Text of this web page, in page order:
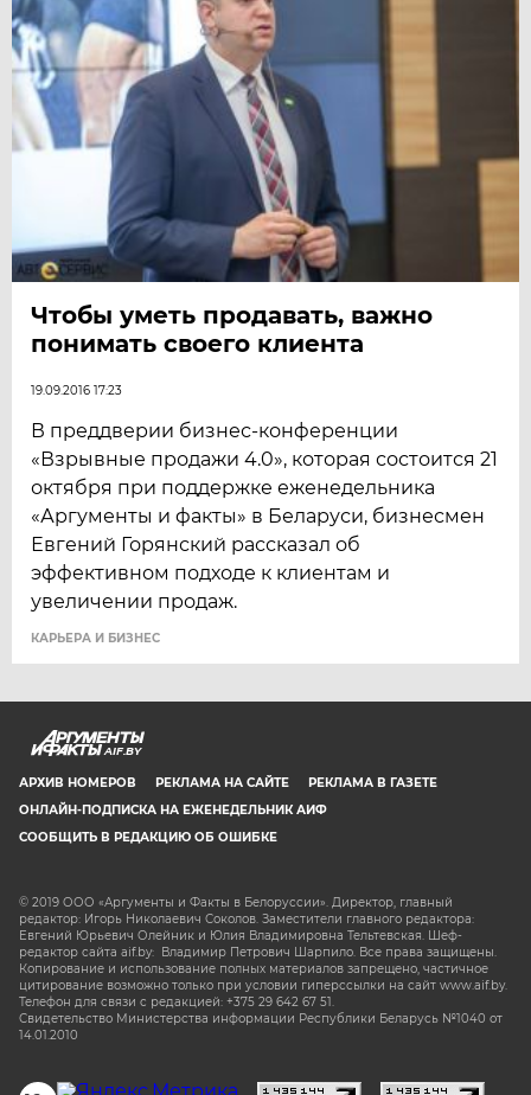
Чтобы уметь продавать, важно
понимать своего клиента
19.09.2016 17:23
В преддверии бизнес-конференции
«Взрывные продажи 4.0», которая состоится 21
октября при поддержке еженедельника
«Аргументы и факты» в Беларуси, бизнесмен
Евгений Горянский рассказал об
эффективном подходе к клиентам и
увеличении продаж.
КАРЬЕРА И БИЗНЕС
AIF.BY
АРХИВ НОМЕРОВ РЕКЛАМА НА САЙТЕ
РЕКЛАМА В ГАЗЕТЕ
ОНЛАЙН-ПОДПИСКА НА ЕЖЕНЕДЕЛЬНИК АИФ
СООБЩИТЬ В РЕДАКЦИЮ ОБ ОШИБКЕ
© 2019 ООО «Аргументы и Факты в Белоруссии». Директор, главный
редактор: Игорь Николаевич Соколов. Заместители главного редактора:
Евгений Юрьевич Олейник и Юлия Владимировна Тельтевская. Шеф-
редактор сайта aif.by: Владимир Петрович Шарпило. Все права защищены.
Копирование и использование полных материалов запрещено, частичное
цитирование возможно только при условии гиперссылки на сайт www.aif.by.
Телефон для связи с редакцией: +375 29 642 67 51.
Свидетельство Министерства информации Республики Беларусь №1040 от
14.01.2010